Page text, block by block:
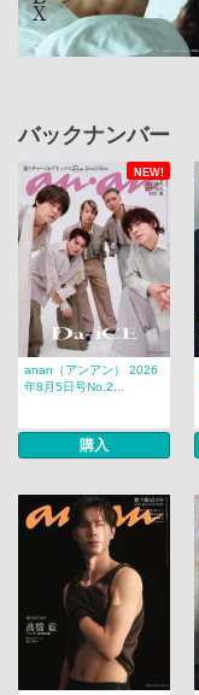
バックナンバー
NEW!
anan（アンアン） 2026
年8月5日号No.2...
購入